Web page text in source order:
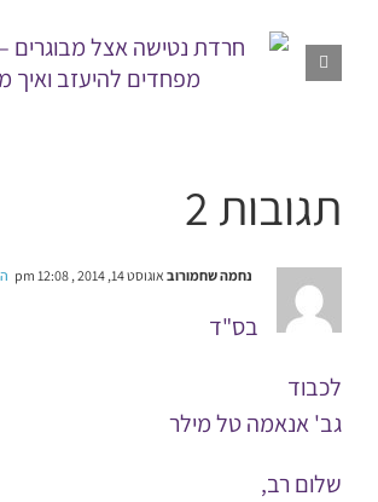
תגובות 2
נחמה שחמורוב אוגוסט 14, 2014 , 12:08 pm
בס"ד
לכבוד
גב' אנאמה טל מילר
שלום רב,